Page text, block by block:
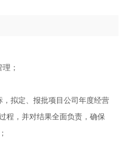
；
拟定、报批项目公司年度经营
程，并对结果全面负责，确保